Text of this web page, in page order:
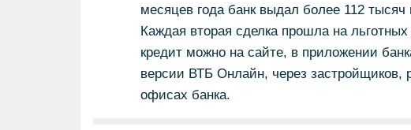
месяцев года банк выдал более 112
Каждая вторая сделка прошла на
кредит можно на сайте, в приложении
версии ВТБ Онлайн, через застройщиков,
офисах банка.